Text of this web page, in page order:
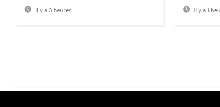
Il y a 3 heures Il y a 1